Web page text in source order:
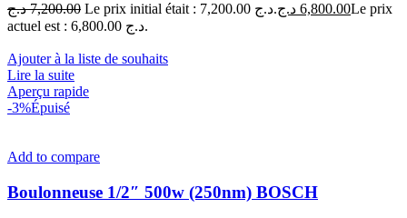
7,200.00 د.ج Le prix initial était : 7,200.00 د.ج. 6,800.00 د.ج
Le prix
actuel est : 6,800.00 د.ج.
Ajouter à la liste de souhaits
Lire la suite
Aperçu rapide
-3%Épuisé
Add to compare
Boulonneuse 1/2″ 500w (250nm) BOSCH